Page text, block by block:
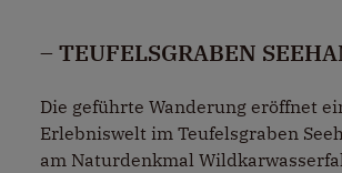
– TEUFELSGRABEN
Die geführte Wanderung eröffnet
Erlebniswelt im Teufelsgraben
am Naturdenkmal